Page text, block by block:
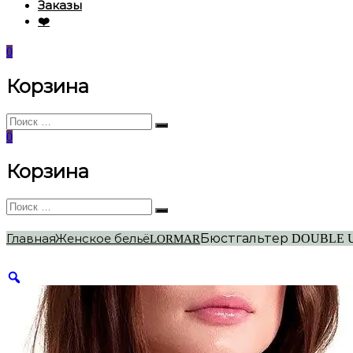
Заказы
❤️
0
Корзина
Искать:
Поиск
0
Корзина
Искать:
Поиск
ГлавнаяЖенское бельёLORMAR Бюстгальтер DOUBLE